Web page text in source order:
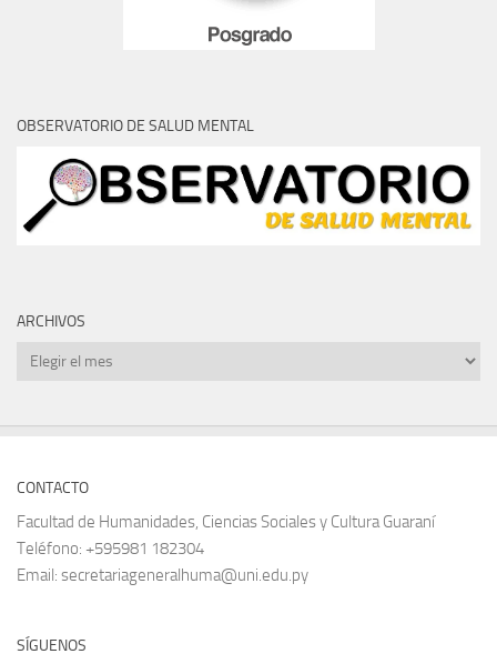
OBSERVATORIO DE SALUD MENTAL
ARCHIVOS
Archivos
CONTACTO
Facultad de Humanidades, Ciencias Sociales y Cultura Guaraní
Teléfono: +595981 182304
Email: secretariageneralhuma@uni.edu.py
SÍGUENOS